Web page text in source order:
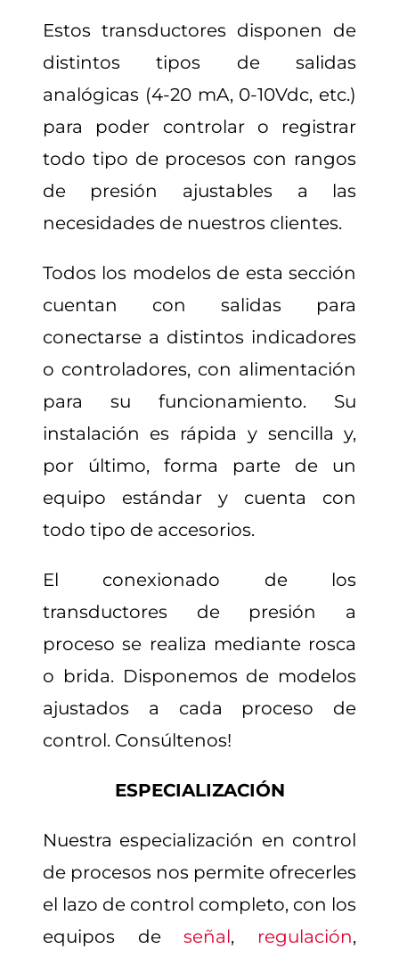
Estos transductores disponen de
distintos tipos de salidas
analógicas (4-20 mA, 0-10Vdc, etc.)
para poder controlar o registrar
todo tipo de procesos con rangos
de presión ajustables a las
necesidades de nuestros clientes.
Todos los modelos de esta sección
cuentan con salidas para
conectarse a distintos indicadores
o controladores, con alimentación
para su funcionamiento. Su
instalación es rápida y sencilla y,
por último, forma parte de un
equipo estándar y cuenta con
todo tipo de accesorios.
El conexionado de los
transductores de presión a
proceso se realiza mediante rosca
o brida. Disponemos de modelos
ajustados a cada proceso de
control. Consúltenos!
ESPECIALIZACIÓN
Nuestra especialización en control
de procesos nos permite ofrecerles
el lazo de control completo, con los
equipos deseñal, regulación,